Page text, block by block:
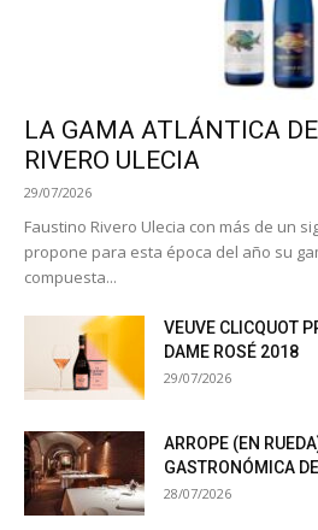
LA GAMA ATLÁNTICA
RIVERO ULECIA
29/07/2026
Faustino Rivero Ulecia con más de un
propone para esta época del año su
compuesta...
VEUVE CLICQUOT
DAME ROSÉ 2018
29/07/2026
ARROPE (EN
GASTRONÓMICA
28/07/2026